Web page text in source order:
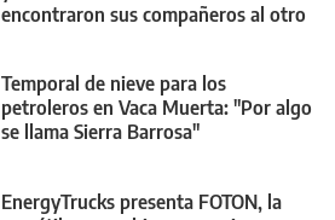
encontraron sus compañeros al otro
Temporal de nieve para los
petroleros en Vaca Muerta: "Por algo
se llama Sierra Barrosa"
EnergyTrucks presenta FOTON, la